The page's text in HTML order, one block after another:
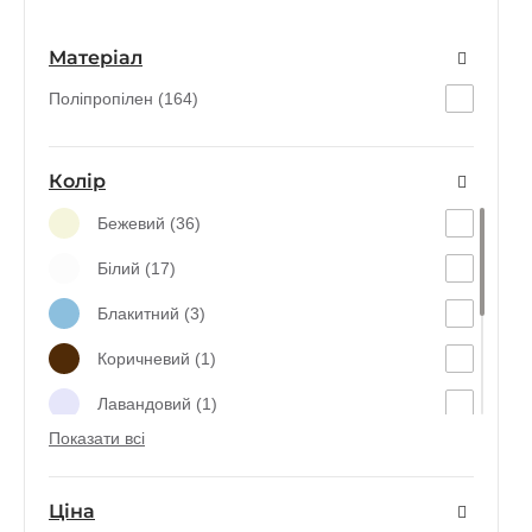
Матеріал
Поліпропілен (164)
Колір
Бежевий (36)
Білий (17)
Блакитний (3)
Коричневий (1)
Лавандовий (1)
Прозорий (34)
Показати всі
Ціна